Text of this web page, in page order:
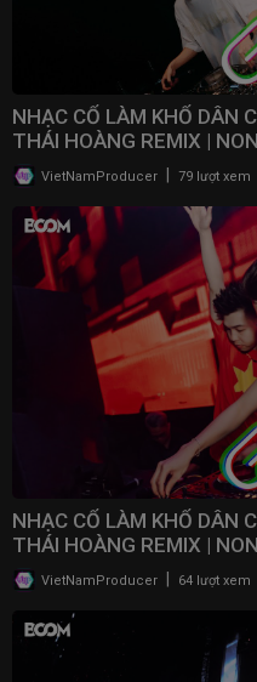
NHẠC CỔ LÀM KHỔ DÂN
THÁI HOÀNG REMIX |
VietNamProducer 79 lượt xem
NHẠC CỔ LÀM KHỔ DÂN
THÁI HOÀNG REMIX |
VietNamProducer | 64 lượt xem